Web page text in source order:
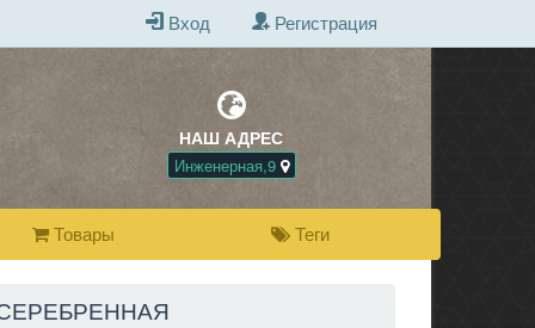
Вход Регистрация
НАШ АДРЕС
Инженерная,9
Товары Теги